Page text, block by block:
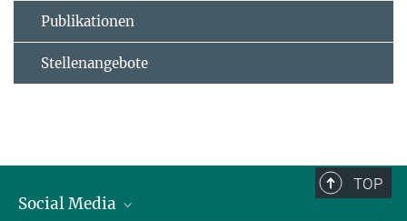
Publikationen
Stellenangebote
TOP
Social Media